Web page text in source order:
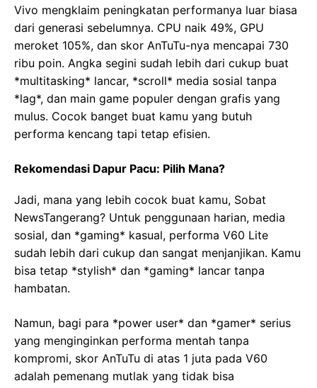
Vivo mengklaim peningkatan performanya luar biasa
dari generasi sebelumnya. CPU naik 49%, GPU
meroket 105%, dan skor AnTuTu-nya mencapai 730
ribu poin. Angka segini sudah lebih dari cukup buat
*multitasking* lancar, *scroll* media sosial tanpa
*lag*, dan main game populer dengan grafis yang
mulus. Cocok banget buat kamu yang butuh
performa kencang tapi tetap efisien.
Rekomendasi Dapur Pacu: Pilih Mana?
Jadi, mana yang lebih cocok buat kamu, Sobat
NewsTangerang? Untuk penggunaan harian, media
sosial, dan *gaming* kasual, performa V60 Lite
sudah lebih dari cukup dan sangat menjanjikan. Kamu
bisa tetap *stylish* dan *gaming* lancar tanpa
hambatan.
Namun, bagi para *power user* dan *gamer* serius
yang menginginkan performa mentah tanpa
kompromi, skor AnTuTu di atas 1 juta pada V60
adalah pemenang mutlak yang tidak bisa